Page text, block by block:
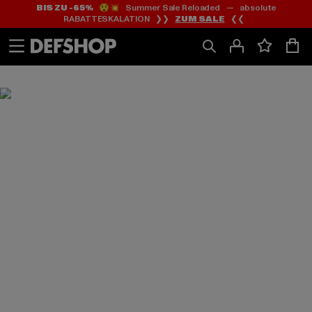
Zum
Inhalt
springen
Zum
Fußzeile
springen
BIS ZU -65%😲💥 Summer Sale Reloaded — absolute
RABATTESKALATION ❯❯ ZUM SALE ❮❮